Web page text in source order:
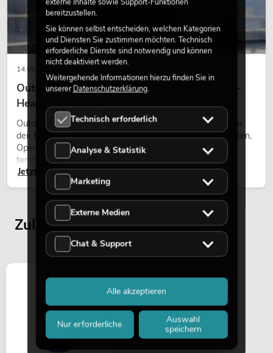
14.05.2026
Outdoor Moving-Heads: Wetterfeste Moving-
Heads bei Events
Outdoor Moving-Heads sind bewegliche Scheinwerfer für
den Einsatz im Freien. Sie werden bei Festivals, Stadtfesten,
Open-Air-Konzerten, Architekturinszenierungen und
temporären Außeninstallationen eingesetzt.
Jetzt lesen
Zuletzt angesehene Artikel
bereitzustellen.
Sie können selbst entscheiden, welchen Kategorien
und Diensten Sie zustimmen möchten. Technisch
erforderliche Dienste sind notwendig und können
nicht deaktiviert werden.
Weitergehende Informationen hierzu finden Sie in
unsererDatenschutzerklärung.
Technisch erforderlich
Analyse & Statistik
Marketing
Externe Medien
Chat & Support
Nur erforderliche
Auswahl
speichern
Alle akzeptieren